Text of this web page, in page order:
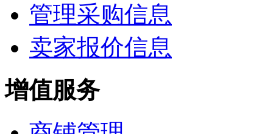
管理采购信息
卖家报价信息
增值服务